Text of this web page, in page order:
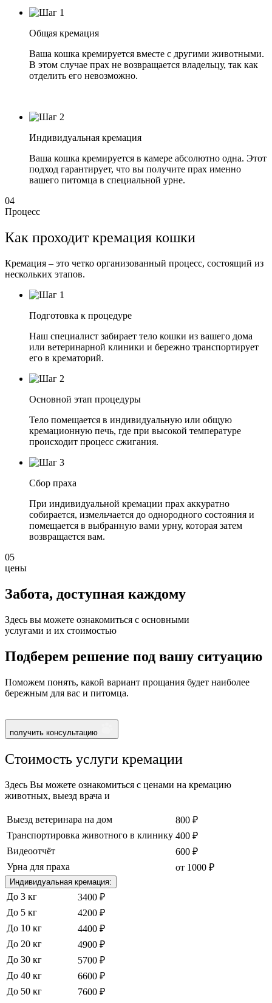
Общая кремация
Ваша кошка кремируется вместе с другими животными.
В этом случае прах не возвращается владельцу, так как
отделить его невозможно.
Индивидуальная кремация
Ваша кошка кремируется в камере абсолютно одна. Этот
подход гарантирует, что вы получите прах именно
вашего питомца в специальной урне.
04
Процесс
Как проходит кремация кошки
Кремация – это четко организованный процесс, состоящий из
нескольких этапов.
Подготовка к процедуре
Наш специалист забирает тело кошки из вашего дома
или ветеринарной клиники и бережно транспортирует
его в крематорий.
Основной этап процедуры
Тело помещается в индивидуальную или общую
кремационную печь, где при высокой температуре
происходит процесс сжигания.
Сбор праха
При индивидуальной кремации прах аккуратно
собирается, измельчается до однородного состояния и
помещается в выбранную вами урну, которая затем
возвращается вам.
05
цены
Забота, доступная каждому
Здесь вы можете ознакомиться с основными
услугами и их стоимостью
Подберем решение под вашу ситуацию
Поможем понять, какой вариант прощания будет наиболее
бережным для вас и питомца.
получить консультацию
Стоимость услуги кремации
Здесь Вы можете ознакомиться с ценами на кремацию
животных, выезд врача и
Выезд ветеринара на дом
800 ₽
Транспортировка животного в клинику 400 ₽
Видеоотчёт
600 ₽
Урна для праха
от 1000 ₽
Индивидуальная кремация:
До 3 кг
3400 ₽
До 5 кг
4200 ₽
До 10 кг
4400 ₽
До 20 кг
4900 ₽
До 30 кг
5700 ₽
До 40 кг
6600 ₽
До 50 кг
7600 ₽